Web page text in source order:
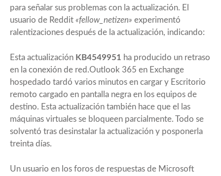
para señalar sus problemas con la actualización. El
usuario de Reddit «fellow_netizen» experimentó
ralentizaciones después de la actualización, indicando:
Esta actualización KB4549951 ha producido un retraso
en la conexión de red.Outlook 365 en Exchange
hospedado tardó varios minutos en cargar y Escritorio
remoto cargado en pantalla negra en los equipos de
destino. Esta actualización también hace que el las
máquinas virtuales se bloqueen parcialmente. Todo se
solventó tras desinstalar la actualización y posponerla
treinta días.
Un usuario en los foros de respuestas de Microsoft